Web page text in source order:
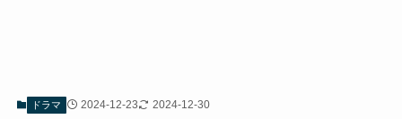
ドラマ 2024-12-23 2024-12-30